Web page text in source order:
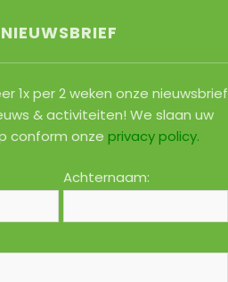
NIEUWSBRIEF
1x per 2 weken onze nieuwsbrief
& activiteiten! We slaan uw
conform onze privacy policy.
Achternaam: